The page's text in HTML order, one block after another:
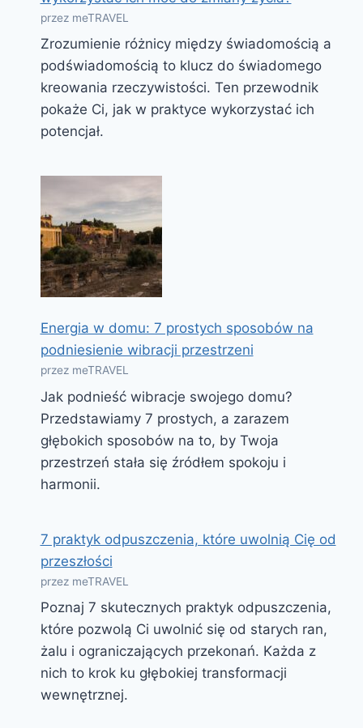
przez meTRAVEL
Zrozumienie różnicy między świadomością a
podświadomością to klucz do świadomego
kreowania rzeczywistości. Ten przewodnik
pokaże Ci, jak w praktyce wykorzystać ich
potencjał.
Energia w domu: 7 prostych sposobów na
podniesienie wibracji przestrzeni
przez meTRAVEL
Jak podnieść wibracje swojego domu?
Przedstawiamy 7 prostych, a zarazem
głębokich sposobów na to, by Twoja
przestrzeń stała się źródłem spokoju i
harmonii.
7 praktyk odpuszczenia, które uwolnią Cię od
przeszłości
przez meTRAVEL
Poznaj 7 skutecznych praktyk odpuszczenia,
które pozwolą Ci uwolnić się od starych ran,
żalu i ograniczających przekonań. Każda z
nich to krok ku głębokiej transformacji
wewnętrznej.